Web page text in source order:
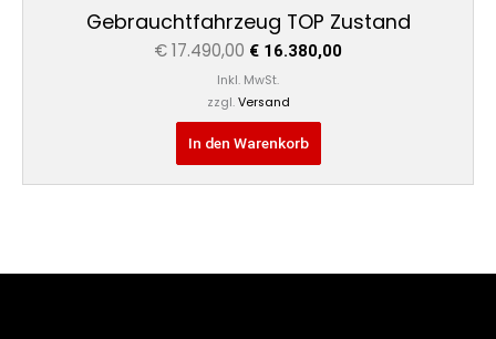
Gebrauchtfahrzeug TOP Zustand
€17.490,00 € 16.380,00
Inkl. MwSt.
zzgl. Versand
In den Warenkorb